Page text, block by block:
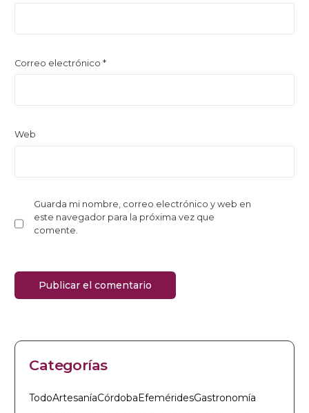
Correo electrónico*
Web
Guarda mi nombre, correo electrónico y web en
este navegador para la próxima vez que
comente.
Categorías
TodoArtesaníaCórdoba EfeméridesGastronomía